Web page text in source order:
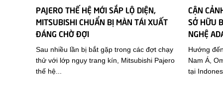
PAJERO THẾ HỆ MỚI SẮP LỘ DIỆN,
MITSUBISHI CHUẨN BỊ MÀN TÁI XUẤT
ĐÁNG CHỜ ĐỢI
Sau nhiều lần bị bắt gặp trong các đợt chạy
thử với lớp ngụy trang kín, Mitsubishi Pajero
thế hệ...
CẬN
SỞ HỮU
NGHỆ
Hướng
Nam Á,
tại